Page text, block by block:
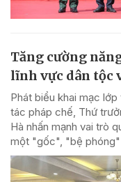
Tăng cường
lĩnh vực dân tộc
Phát biểu khai mạc
tác pháp chế, Thứ
Hà nhấn mạnh vai trò
một "gốc", "bệ